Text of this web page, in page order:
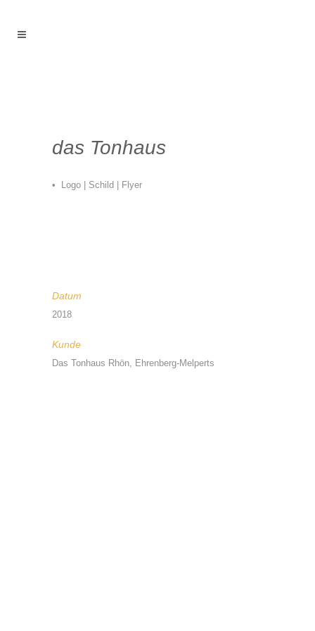
das Tonhaus
• Logo | Schild | Flyer
Datum
2018
Kunde
Das Tonhaus Rhön, Ehrenberg-Melperts